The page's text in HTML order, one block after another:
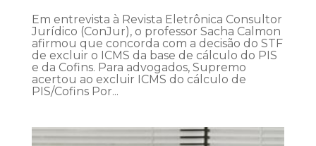
Em entrevista à Revista Eletrônica Consultor
Jurídico (ConJur), o professor Sacha Calmon
afirmou que concorda com a decisão do STF
de excluir o ICMS da base de cálculo do PIS
e da Cofins. Para advogados, Supremo
acertou ao excluir ICMS do cálculo de
PIS/Cofins Por...